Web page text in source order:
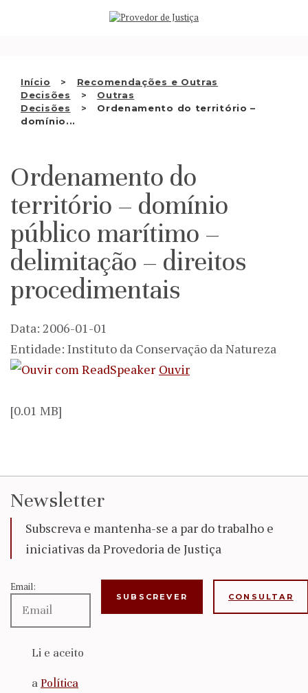
Início
Recomendações e Outras
Decisões
Outras
Decisões
Ordenamento do território –
domínio...
QUEM SOMOS
RECOMENDAÇÕES E OUTRAS
DECISÕES
APRESENTAR QUEIXA
Ordenamento do
território – domínio
público marítimo –
delimitação – direitos
procedimentais
Data: 2006-01-01
Entidade: Instituto da Conservação da Natureza
Ouvir
[0.01 MB]
Newsletter
Subscreva e mantenha-se a par do trabalho e
iniciativas da Provedoria de Justiça
Email:
Li e aceito
a Política
CONSULTAR